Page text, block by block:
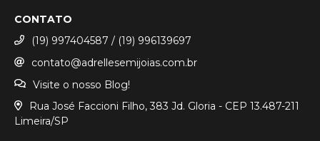
CONTATO
(19) 997404587 / (19) 996139697
contato@adrellesemijoias.com.br
Visite o nosso Blog!
Rua José Faccioni Filho, 383 Jd. Gloria - CEP 13.487-211
Limeira/SP